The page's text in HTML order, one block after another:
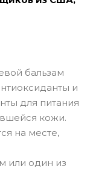
бальзам
и
для питания
кожи.
на месте,
или один из